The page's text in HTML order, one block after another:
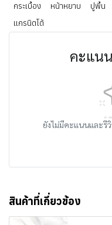
กระเบื้อง หน้าหยาบ ปูพื้น
แกรนิตโต้
คะแน
ยังไม่มีคะแนนและรี
สินค้าที่เกี่ยวข้อง